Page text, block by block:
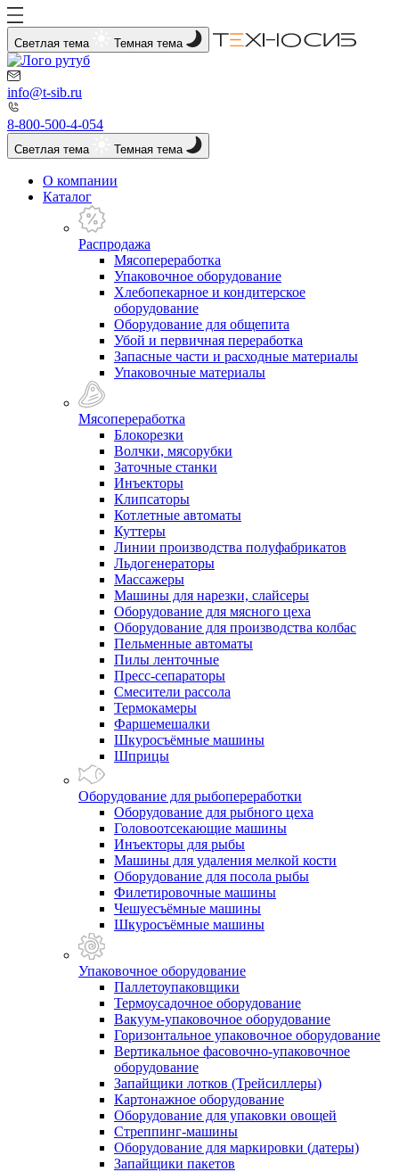
Светлая тема Темная тема
info@t-sib.ru
8-800-500-4-054
Светлая тема Темная тема
О компании
Каталог
Распродажа
Мясопереработка
Упаковочное оборудование
Хлебопекарное и кондитерское
оборудование
Оборудование для общепита
Убой и первичная переработка
Запасные части и расходные материалы
Упаковочные материалы
Мясопереработка
Блокорезки
Волчки, мясорубки
Заточные станки
Инъекторы
Клипсаторы
Котлетные автоматы
Куттеры
Линии производства полуфабрикатов
Льдогенераторы
Массажеры
Машины для нарезки, слайсеры
Оборудование для мясного цеха
Оборудование для производства колбас
Пельменные автоматы
Пилы ленточные
Пресс-сепараторы
Смесители рассола
Термокамеры
Фаршемешалки
Шкуросъёмные машины
Шприцы
Оборудование для рыбопереработки
Оборудование для рыбного цеха
Головоотсекающие машины
Инъекторы для рыбы
Машины для удаления мелкой кости
Оборудование для посола рыбы
Филетировочные машины
Чешуесъёмные машины
Шкуросъёмные машины
Упаковочное оборудование
Паллетоупаковщики
Термоусадочное оборудование
Вакуум-упаковочное оборудование
Горизонтальное упаковочное оборудование
Вертикальное фасовочно-упаковочное
оборудование
Запайщики лотков (Трейсиллеры)
Картонажное оборудование
Оборудование для упаковки овощей
Стреппинг-машины
Оборудование для маркировки (датеры)
Запайщики пакетов